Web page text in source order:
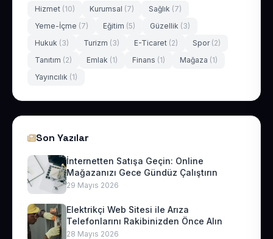
Hizmet (10) Kurumsal (7) Sağlık (7)
Yeme-İçme (7) Eğitim (5) Güzellik (3)
Hukuk (3) Turizm (3) E-Ticaret (2) Spor (2)
Tanıtım (2) Emlak (1) Finans (1) Mağaza (1)
Yayıncılık (1)
Son Yazılar
İnternetten Satışa Geçin: Online
Mağazanızı Gece Gündüz Çalıştırın
29 Mayıs 2026
Elektrikçi Web Sitesi ile Arıza
Telefonlarını Rakibinizden Önce Alın
28 Mayıs 2026